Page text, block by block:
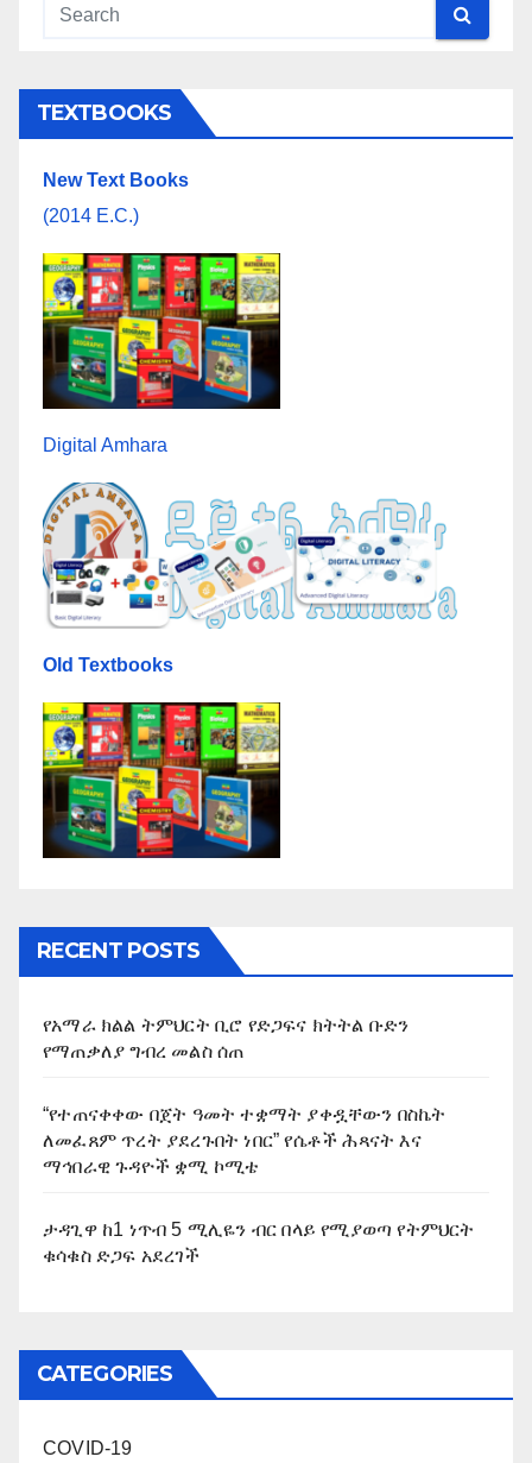
TEXTBOOKS
New Text Books
(2014 E.C.)
Digital Amhara
Old Textbooks
RECENT POSTS
የአማራ ክልል ትምህርት ቢሮ የድጋፍና ክትትል ቡድን
የማጠቃለያ ግብረ መልስ ሰጠ
“የተጠናቀቀው በጀት ዓመት ተቋማት ያቀዷቸውን በስኬት
ለመፈጸም ጥረት ያደረጉበት ነበር” የሴቶች ሕጻናት እና
ማኅበራዊ ጉዳዮች ቋሚ ኮሚቴ
ታዳጊዋ ከ1 ነጥብ 5 ሚሊዬን ብር በላይ የሚያወጣ የትምህርት
ቁሳቁስ ድጋፍ አደረገች
CATEGORIES
COVID-19